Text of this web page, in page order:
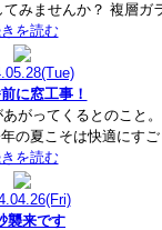
ませんか？ 複層
を読む
(Tue)
に窓工事！
ってくるとのこ
の夏こそは快適にす
を読む
(Fri)
襲来です